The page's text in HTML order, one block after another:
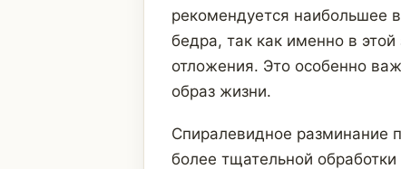
рекомендуется наибольшее
бедра, так как именно в
отложения. Это особенно
образ жизни.
Спиралевидное разминание
более тщательной